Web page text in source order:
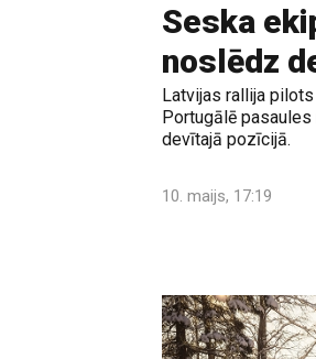
Seska
noslēdz
Latvijas rallija
Portugālē
devītajā pozīcijā.
10. maijs, 17:19